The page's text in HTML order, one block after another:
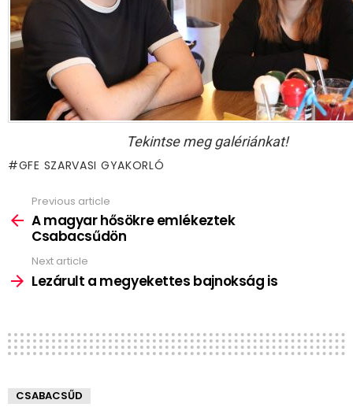
Tekintse meg galériánkat!
GFE SZARVASI GYAKORLÓ
more
Previous article
A magyar hősökre emlékeztek
Csabacsűdön
Next article
Lezárult a megyekettes bajnokság is
CSABACSŰD